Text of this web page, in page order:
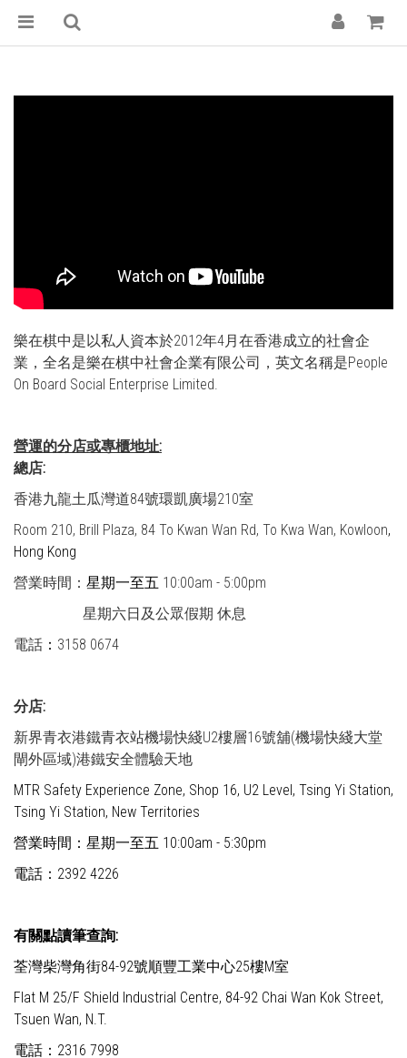
樂在棋中是以私人資本於2012年4月在香港成立的社會企
業，全名是樂在棋中社會企業有限公司，英文名稱是People
On Board Social Enterprise Limited.
營運的分店或專櫃地址:
總店:
香港九龍土瓜灣道84號環凱廣場210室
Room 210, Brill Plaza, 84 To Kwan Wan Rd, To Kwa Wan, Kowloon,
Hong Kong
營業時間： 星期一至五 10:00am - 5:00pm
星期六日及公眾假期 休息
電話 ： 3158 0674
分店:
新界青衣港鐵青衣站機場快綫U2樓層16號舖(機場快綫大堂
閘外區域)港鐵安全體驗天地
MTR Safety Experience Zone, Shop 16, U2 Level, Tsing Yi Station,
Tsing Yi Station, New Territories
營業時間：星期一至五 10:00am - 5:30pm
電話 ：2392 4226
有關點讀筆查詢:
荃灣柴灣角街84-92號順豐工業中心25樓M室
Flat M 25/F Shield Industrial Centre, 84-92 Chai Wan Kok Street,
Tsuen Wan, N.T.
電話 ：2316 7998